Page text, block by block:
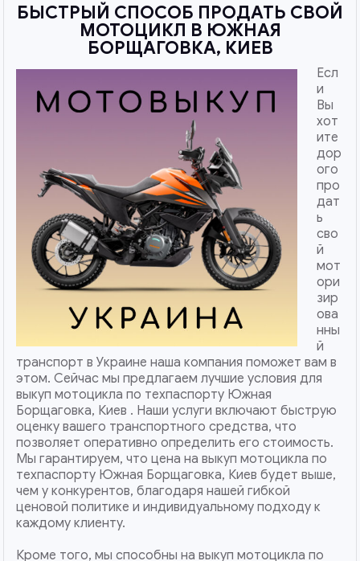
БЫСТРЫЙ СПОСОБ ПРОДАТЬ СВОЙ
МОТОЦИКЛ В ЮЖНАЯ
БОРЩАГОВКА, КИЕВ
Есл
и
Вы
хот
ите
дор
ого
про
дат
ь
сво
й
мот
ори
зир
ова
нны
й
транспорт в Украине наша компания поможет вам в
этом. Сейчас мы предлагаем лучшие условия для
выкуп мотоцикла по техпаспорту Южная
Борщаговка, Киев . Наши услуги включают быструю
оценку вашего транспортного средства, что
позволяет оперативно определить его стоимость.
Мы гарантируем, что цена на выкуп мотоцикла по
техпаспорту Южная Борщаговка, Киев будет выше,
чем у конкурентов, благодаря нашей гибкой
ценовой политике и индивидуальному подходу к
каждому клиенту.
Кроме того, мы способны на выкуп мотоцикла по